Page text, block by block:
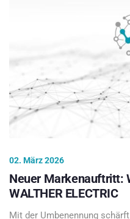
02. März 2026
Neuer Markenauftritt:
WALTHER ELECTRIC
Mit der Umbenennung